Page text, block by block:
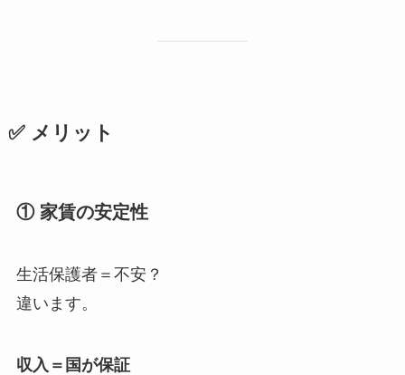
✅ メリット
① 家賃の安定性
生活保護者＝不安？
違います。
収入＝国が保証